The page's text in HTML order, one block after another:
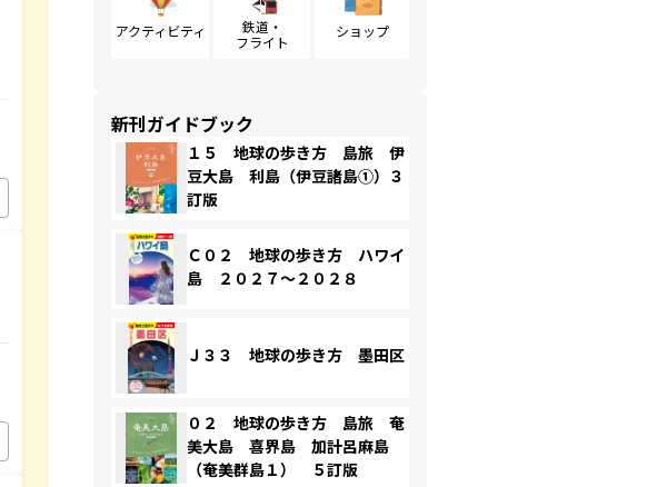
アクティビティ
鉄道・
フライト
ショップ
新刊ガイドブック
１５ 地球の歩き方 島旅 伊
豆大島 利島（伊豆諸島①）３
訂版
Ｃ０２ 地球の歩き方 ハワイ
島 ２０２７～２０２８
Ｊ３３ 地球の歩き方 墨田区
０２ 地球の歩き方 島旅 奄
美大島 喜界島 加計呂麻島
（奄美群島１） ５訂版